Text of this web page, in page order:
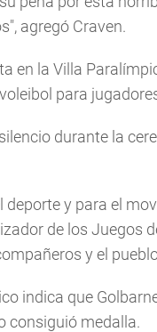
agregó Craven.
en la Villa
para
durante la
y para el
de los Juegos
y el
indica que
consiguió medalla.